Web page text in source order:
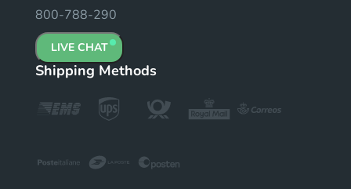
800-788-290
LIVE CHAT
Shipping Methods